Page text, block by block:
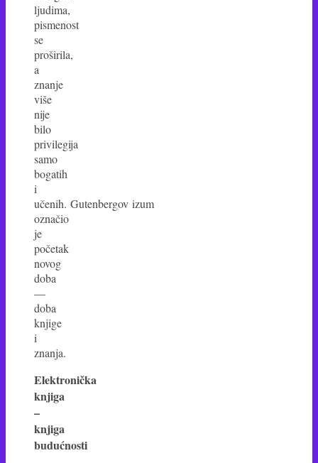
ljudima,
pismenost
se
proširila,
a
znanje
više
nije
bilo
privilegija
samo
bogatih
i
učenih. Gutenbergov izum
označio
je
početak
novog
doba
—
doba
knjige
i
znanja.
Elektronička
knjiga
–
knjiga
budućnosti